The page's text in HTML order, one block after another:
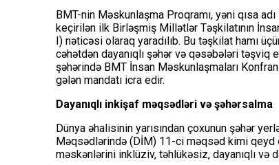
BMT-nin Məskunlaşma Proqramı, yəni qısa
keçirilən ilk Birləşmiş Millətlər Təşkilatının
I) nəticəsi olaraq yaradılıb. Bu təşkilat hamı
cəhətdən dayanıqlı şəhər və qəsəbələri
şəhərində BMT İnsan Məskunlaşmaları
gələn mandatı icra edir.
Dayanıqlı inkişaf məqsədləri və şəhərsalma
Dünya əhalisinin yarısından çoxunun şəhər
Məqsədlərində (DİM) 11-ci məqsəd kimi
məskənlərini inklüziv, təhlükəsiz, dayanıqlı və